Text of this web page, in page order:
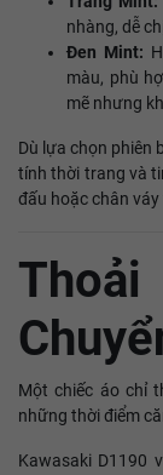
nhàng, dễ
Đen Mint:
màu, phù
mẽ nhưng
Dù lựa chọn phiên
tính thời trang và
đấu hoặc chân váy
Thoải
Một chiếc áo chỉ
những thời điểm
Kawasaki D1190